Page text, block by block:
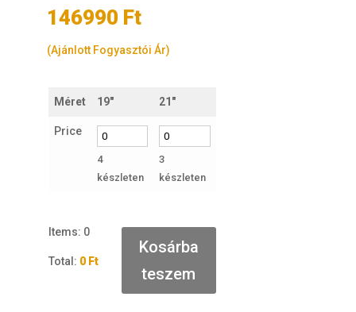
146990 Ft
(Ajánlott Fogyasztói Ár)
Méret 19" 21"
Price
4
készleten
3
készleten
Items: 0
Total: 0 Ft
Kosárba
teszem